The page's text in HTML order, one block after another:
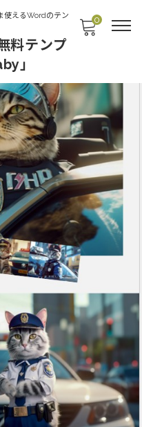
使えるWordのテン
料テンプ
」
0